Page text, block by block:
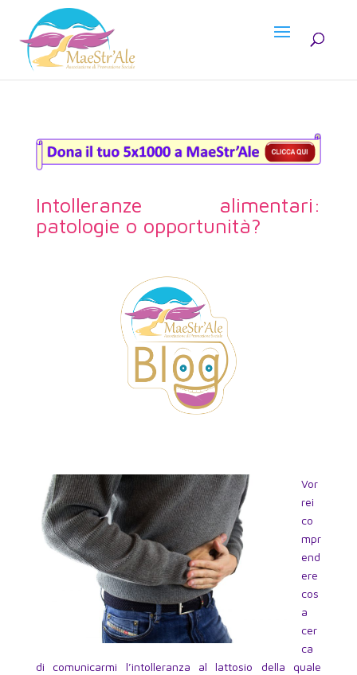
Intolleranze alimentari:
patologie o opportunità?
Vor
rei
co
mpr
end
ere
cos
a
cer
ca
di comunicarmi l’intolleranza al lattosio della quale